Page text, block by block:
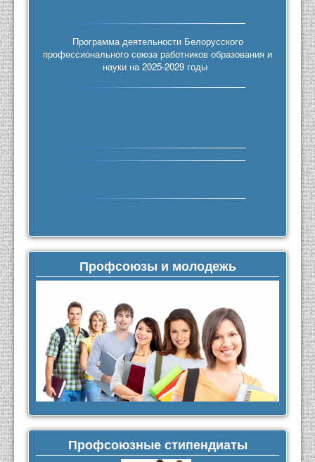
Программа деятельности Белорусского
профессионального союза работников образования и
науки на 2025-2029 годы
Профсоюзы и молодежь
Профсоюзные стипендиаты